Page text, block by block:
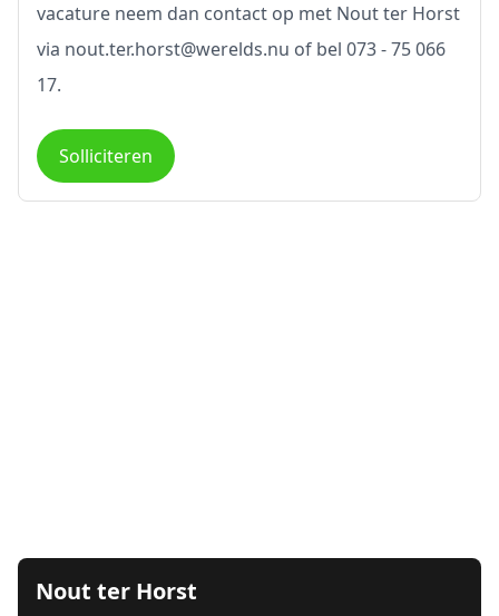
vacature neem dan contact op met Nout ter Horst
via nout.ter.horst@werelds.nu of bel 073 - 75 066
17.
Solliciteren
Nout ter Horst